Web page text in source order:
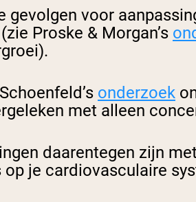
gevolgen voor
Proske & Morgan’s
onderzoek
met alleen
daarentegen zijn
op je cardiovasculaire